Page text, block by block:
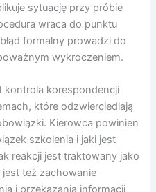
sytuację przy próbie
wraca do punktu
formalny prowadzi do
wykroczeniem.
kontrola korespondencji
które odzwierciedlają
Kierowca powinien
szkolenia i jaki jest
reakcji jest traktowany jako
też zachowanie
i przekazania informacji